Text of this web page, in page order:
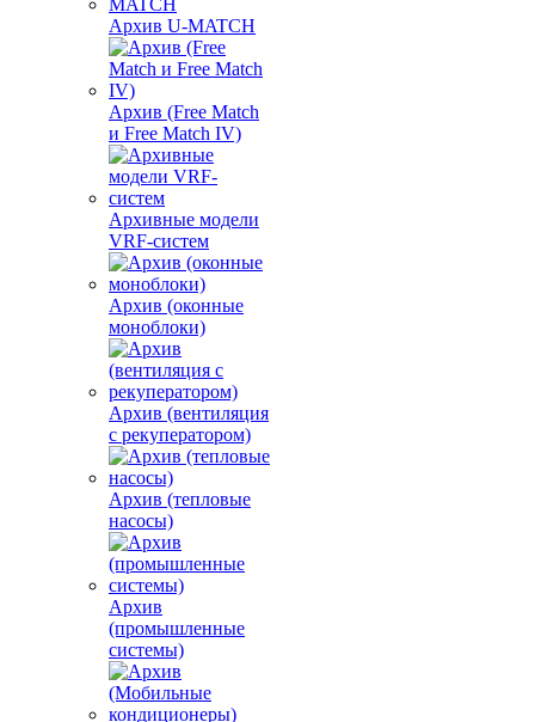
Архив U-MATCH
Архив (Free Match
и Free Match IV)
Архивные модели
VRF-систем
Архив (оконные
моноблоки)
Архив (вентиляция
с рекуператором)
Архив (тепловые
насосы)
Архив
(промышленные
системы)